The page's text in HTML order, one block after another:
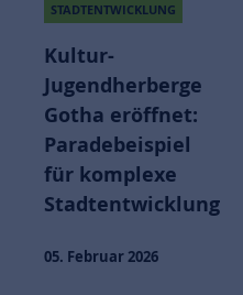
STADTENTWICKLUNG
Kultur-
Jugendherberge
Gotha eröffnet:
Paradebeispiel
für komplexe
Stadtentwicklung
05. Februar 2026